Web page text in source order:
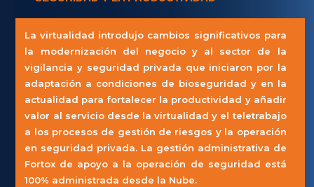
La virtualidad introdujo cambios significativos para
la modernización del negocio y al sector de la
vigilancia y seguridad privada que iniciaron por la
adaptación a condiciones de bioseguridad y en la
actualidad para fortalecer la productividad y añadir
valor al servicio desde la virtualidad y el teletrabajo
a los procesos de gestión de riesgos y la operación
en seguridad privada. La gestión administrativa de
Fortox de apoyo a la operación de seguridad está
100% administrada desde la Nube.